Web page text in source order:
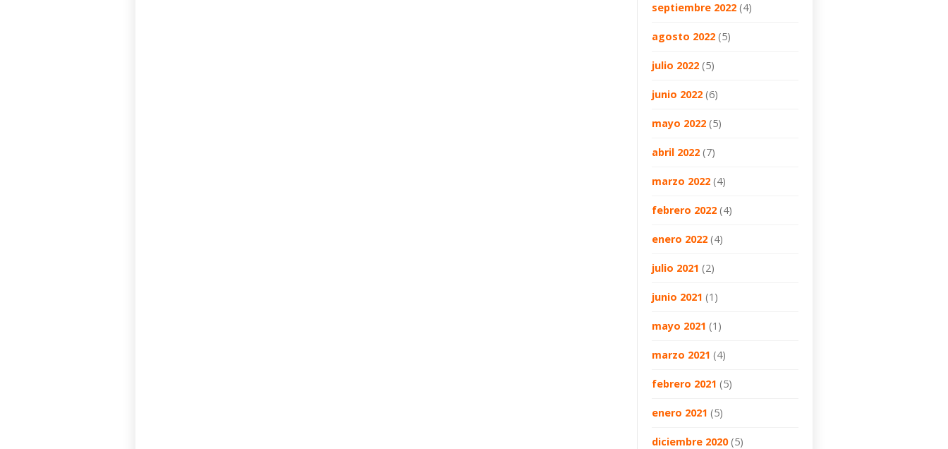
septiembre 2022 (4)
agosto 2022 (5)
julio 2022 (5)
junio 2022 (6)
mayo 2022 (5)
abril 2022 (7)
marzo 2022 (4)
febrero 2022 (4)
enero 2022 (4)
julio 2021 (2)
junio 2021 (1)
mayo 2021 (1)
marzo 2021 (4)
febrero 2021 (5)
enero 2021 (5)
diciembre 2020(5)